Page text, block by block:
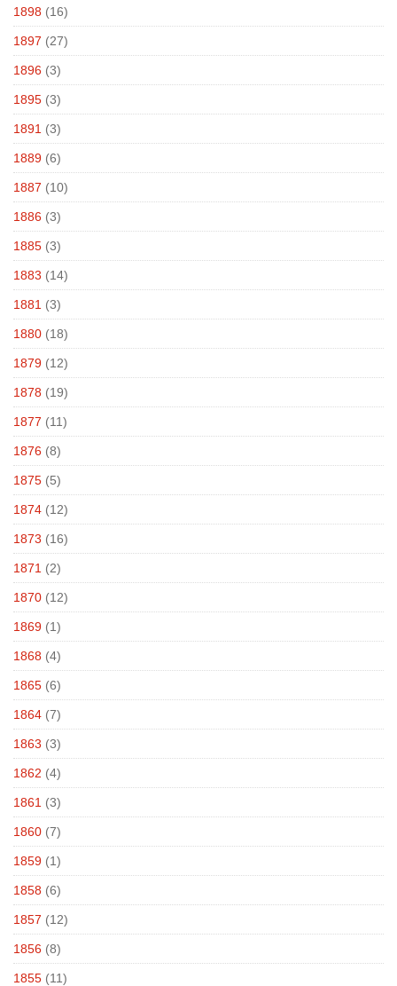
1898 (16)
1897 (27)
1896 (3)
1895 (3)
1891 (3)
1889 (6)
1887 (10)
1886 (3)
1885 (3)
1883 (14)
1881 (3)
1880 (18)
1879 (12)
1878 (19)
1877 (11)
1876 (8)
1875 (5)
1874 (12)
1873 (16)
1871 (2)
1870 (12)
1869 (1)
1868 (4)
1865 (6)
1864 (7)
1863 (3)
1862 (4)
1861 (3)
1860 (7)
1859 (1)
1858 (6)
1857 (12)
1856 (8)
1855 (11)